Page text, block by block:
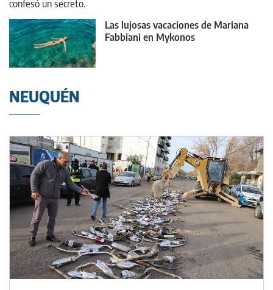
Las lujosas vacaciones de Mariana
Fabbiani en Mykonos
NEUQUÉN